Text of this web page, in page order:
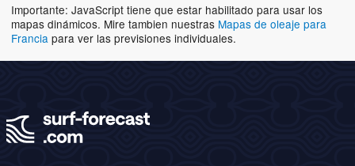
Importante: JavaScript tiene que estar habilitado para usar los
mapas dinámicos. Mire tambien nuestras Mapas de oleaje para
Francia para ver las previsiones individuales.